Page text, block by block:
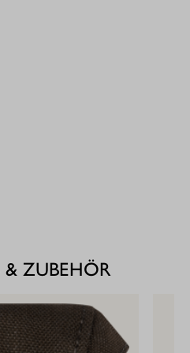
& ZUBEHÖR